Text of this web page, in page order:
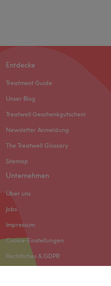
Entdecke
Treatment Guide
Unser Blog
Treatwell Geschenkgutschein
Newsletter Anmeldung
The Treatwell Glossary
Sitemap
Unternehmen
Über uns
Jobs
Impressum
Cookie-Einstellungen
Rechtliches & GDPR